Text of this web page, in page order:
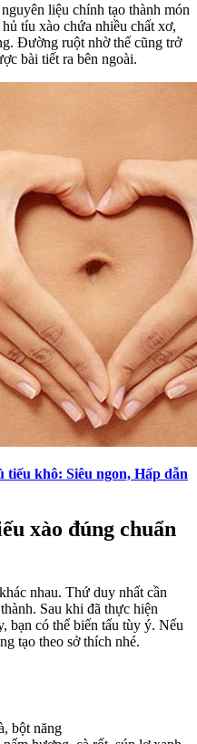
liệu chính tạo thành món
tíu xào chứa nhiều chất xơ,
Đường ruột nhờ thế cũng trở
bài tiết ra bên ngoài.
tiếu khô: Siêu ngon, Hấp dẫn
xào đúng chuẩn
nhau. Thứ duy nhất cần
Sau khi đã thực hiện
bạn có thể biến tấu tùy ý. Nếu
tạo theo sở thích nhé.
bột năng